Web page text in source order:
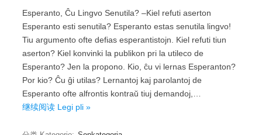
Esperanto, Ĉu Lingvo Senutila? –Kiel refuti aserton
Esperanto esti senutila? Esperanto estas senutila lingvo!
Tiu argumento ofte defias esperantistojn. Kiel refuti tiun
aserton? Kiel konvinki la publikon pri la utileco de
Esperanto? Jen la propono. Kio, ĉu vi lernas Esperanton?
Por kio? Ĉu ĝi utilas? Lernantoj kaj parolantoj de
Esperanto ofte alfrontis kontraŭ tiuj demandoj,…
继续阅读 Legi pli »